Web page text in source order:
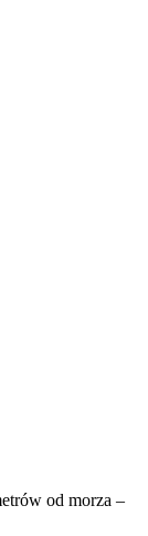
od morza –